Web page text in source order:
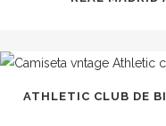
ATHLETIC CLUB DE